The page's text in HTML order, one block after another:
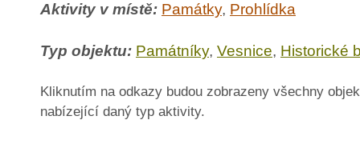
Aktivity v místě: Památky, Prohlídka
Typ objektu: Památníky, Vesnice, Historické
Kliknutím na odkazy budou zobrazeny všechny
nabízející daný typ aktivity.